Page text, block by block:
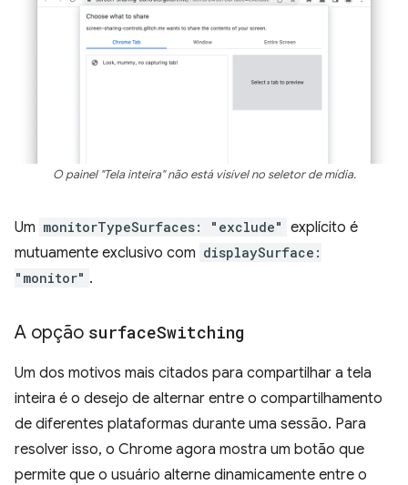
O painel "Tela inteira" não está visível no seletor de mídia.
Um monitorTypeSurfaces: "exclude" explícito é
mutuamente exclusivo com displaySurface:
"monitor" .
A opção surfaceSwitching
Um dos motivos mais citados para compartilhar a tela
inteira é o desejo de alternar entre o compartilhamento
de diferentes plataformas durante uma sessão. Para
resolver isso, o Chrome agora mostra um botão que
permite que o usuário alterne dinamicamente entre o